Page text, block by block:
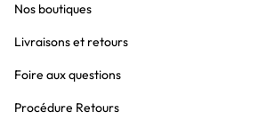
Nos boutiques
Livraisons et retours
Foire aux questions
Procédure Retours